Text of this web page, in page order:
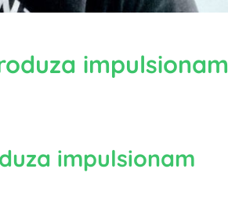
impulsionam
impulsionam